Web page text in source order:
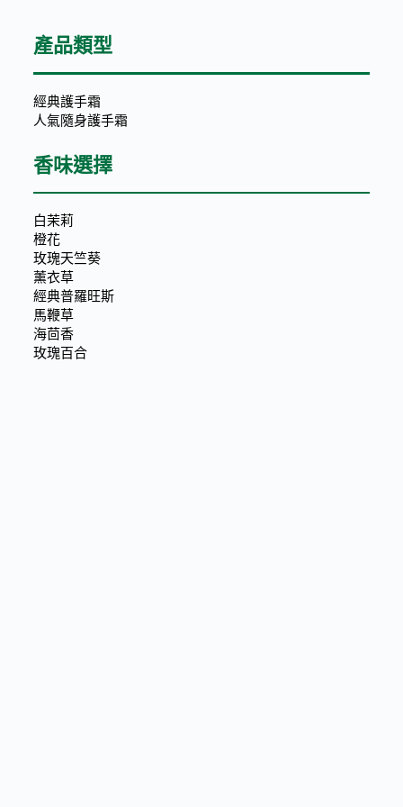
產品類型
經典護手霜
人氣隨身護手霜
香味選擇
白茉莉
橙花
玫瑰天竺葵
薰衣草
經典普羅旺斯
馬鞭草
海茴香
玫瑰百合